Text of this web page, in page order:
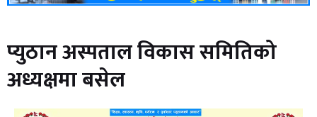
प्युठान अस्पताल विकास समितिको
अध्यक्षमा बसेल